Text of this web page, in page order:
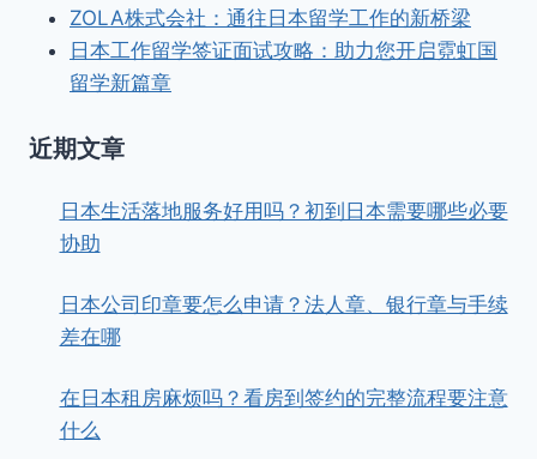
ZOLA株式会社：通往日本留学工作的新桥梁
日本工作留学签证面试攻略：助力您开启霓虹国
留学新篇章
近期文章
日本生活落地服务好用吗？初到日本需要哪些必要
协助
日本公司印章要怎么申请？法人章、银行章与手续
差在哪
在日本租房麻烦吗？看房到签约的完整流程要注意
什么